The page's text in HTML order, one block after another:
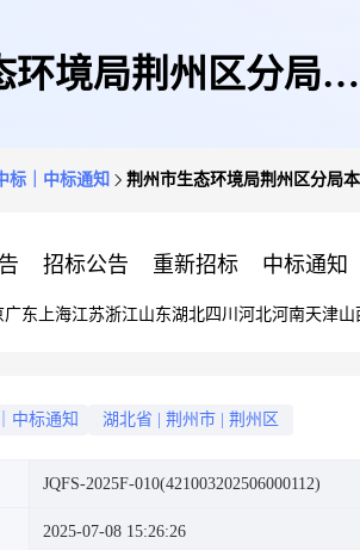
环境局荆州区分局本
标｜中标通知 荆州市生态环境局荆州区分局
招标公告 重新招标 中标通知
广东 上海江苏浙江山东湖北四川 河北河南天津山
中标通知 湖北省 荆州市 荆州区
JQFS-2025F-010(421003202506000112)
2025-07-08 15:26:26